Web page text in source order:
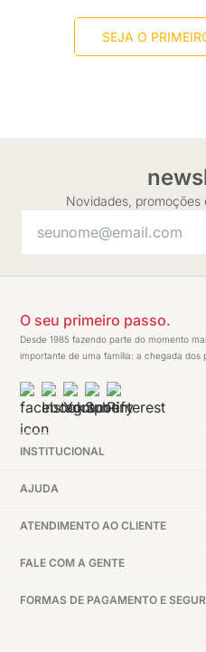
SEJA O
Novidades,
O seu primeiro passo.
Desde 1985 fazendo parte do momento
importante de uma família: a chegada dos
INSTITUCIONAL
AJUDA
ATENDIMENTO AO CLIENTE
FALE COM A GENTE
FORMAS DE PAGAMENTO E